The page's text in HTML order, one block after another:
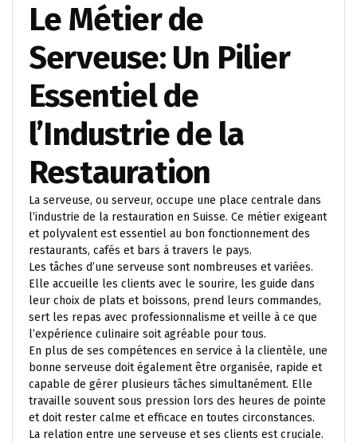
Le Métier de
Serveuse: Un Pilier
Essentiel de
l’Industrie de la
Restauration
La serveuse, ou serveur, occupe une place centrale dans
l’industrie de la restauration en Suisse. Ce métier exigeant
et polyvalent est essentiel au bon fonctionnement des
restaurants, cafés et bars à travers le pays.
Les tâches d’une serveuse sont nombreuses et variées.
Elle accueille les clients avec le sourire, les guide dans
leur choix de plats et boissons, prend leurs commandes,
sert les repas avec professionnalisme et veille à ce que
l’expérience culinaire soit agréable pour tous.
En plus de ses compétences en service à la clientèle, une
bonne serveuse doit également être organisée, rapide et
capable de gérer plusieurs tâches simultanément. Elle
travaille souvent sous pression lors des heures de pointe
et doit rester calme et efficace en toutes circonstances.
La relation entre une serveuse et ses clients est cruciale.